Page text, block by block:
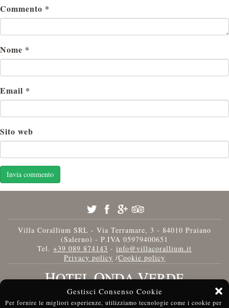
Gestisci Consenso Cookie
Per fornire le migliori esperienze, utilizziamo tecnologie come i cookie per
Commento *
Nome *
Email *
Sito web
Villa Corallium SRL - Via Terramare, 3 - 84010 Praiano
(Salerno) - P.IVA 05979400651
Tel. +39 089 874143 - info@villacorallium.it
Privacy policy /Cookie policy